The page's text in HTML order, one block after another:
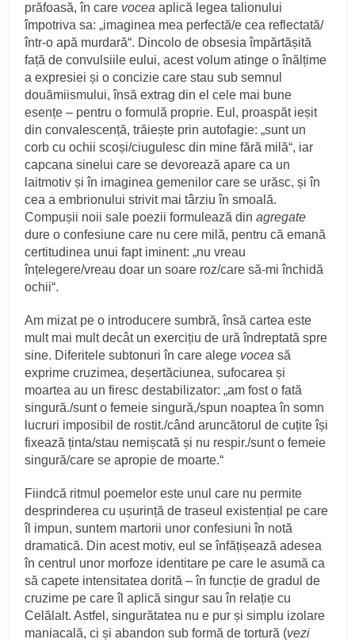
prăfoasă, în care vocea aplică legea talionului
împotriva sa: „imaginea mea perfectă/e cea reflectată/
într-o apă murdară“. Dincolo de obsesia împărtășită
față de convulsiile eului, acest volum atinge o înălțime
a expresiei și o concizie care stau sub semnul
douămiismului, însă extrag din el cele mai bune
esențe – pentru o formulă proprie. Eul, proaspăt ieșit
din convalescență, trăiește prin autofagie: „sunt un
corb cu ochii scoși/ciugulesc din mine fără milă“, iar
capcana sinelui care se devorează apare ca un
laitmotiv și în imaginea gemenilor care se urăsc, și în
cea a embrionului strivit mai târziu în smoală.
Compușii noii sale poezii formulează dinagregate
dure o confesiune care nu cere milă, pentru că emană
certitudinea unui fapt iminent: „nu vreau
înțelegere/vreau doar un soare roz/care să-mi închidă
ochii“.
Am mizat pe o introducere sumbră, însă cartea este
mult mai mult decât un exercițiu de ură îndreptată spre
sine. Diferitele subtonuri în care alege voceasă
exprime cruzimea, deșertăciunea, sufocarea și
moartea au un firesc destabilizator: „am fost o fată
singură./sunt o femeie singură,/spun noaptea în somn
lucruri imposibil de rostit./când aruncătorul de cuțite își
fixează ținta/stau nemișcată și nu respir./sunt o femeie
singură/care se apropie de moarte.“
Fiindcă ritmul poemelor este unul care nu permite
desprinderea cu ușurință de traseul existențial pe care
îl impun, suntem martorii unor confesiuni în notă
dramatică. Din acest motiv, eul se înfățișează adesea
în centrul unor morfoze identitare pe care le asumă ca
să capete intensitatea dorită – în funcție de gradul de
cruzime pe care îl aplică singur sau în relație cu
Celălalt. Astfel, singurătatea nu e pur și simplu izolare
maniacală, ci și abandon sub formă de tortură (vezi